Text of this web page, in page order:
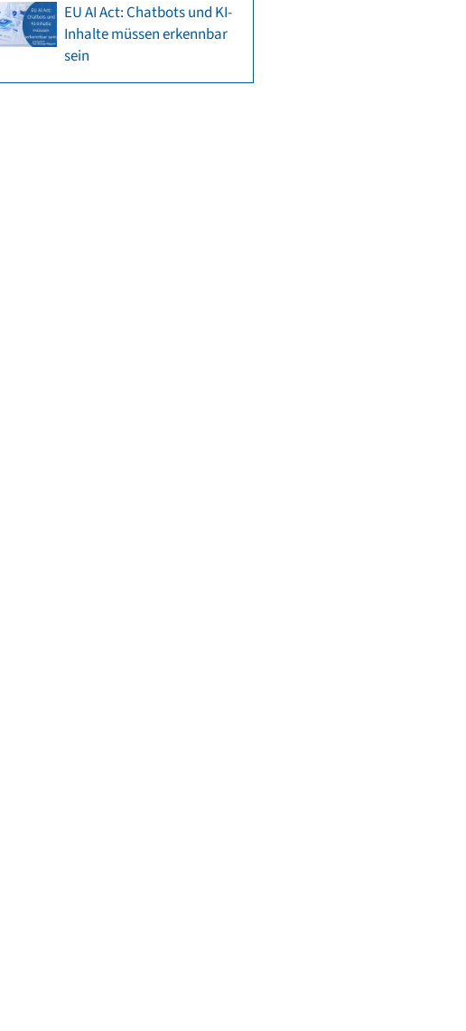
EU AI Act: Chatbots und KI-
Inhalte müssen erkennbar
sein